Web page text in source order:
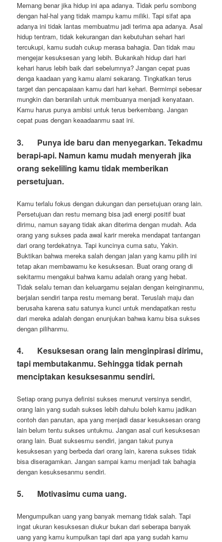
Memang benar jika hidup ini apa adanya. Tidak perlu sombong
dengan hal-hal yang tidak mampu kamu miliki. Tapi sifat apa
adanya ini tidak lantas membuatmu jadi terima apa adanya. Asal
hidup tentram, tidak kekurangan dan kebutuhan sehari hari
tercukupi, kamu sudah cukup merasa bahagia. Dan tidak mau
mengejar kesuksesan yang lebih. Bukankah hidup dari hari
kehari harus lebih baik dari sebelumnya? Jangan cepat puas
denga kaadaan yang kamu alami sekarang. Tingkatkan terus
target dan pencapaiaan kamu dari hari kehari. Bermimpi sebesar
mungkin dan beranilah untuk membuanya menjadi kenyataan.
Kamu harus punya ambisi untuk terus berkembang. Jangan
cepat puas dengan keaadaanmu saat ini.
3. Punya ide baru dan menyegarkan. Tekadmu
berapi-api. Namun kamu mudah menyerah jika
orang sekeliling kamu tidak memberikan
persetujuan.
Kamu terlalu fokus dengan dukungan dan persetujuan orang lain.
Persetujuan dan restu memang bisa jadi energi positif buat
dirimu, namun sayang tidak akan diterima dengan mudah. Ada
orang yang sukses pada awal karir mereka mendapat tantangan
dari orang terdekatnya. Tapi kuncinya cuma satu, Yakin.
Buktikan bahwa mereka salah dengan jalan yang kamu pilih ini
tetap akan membawamu ke kesuksesan. Buat orang orang di
sekitarmu mengakui bahwa kamu adalah orang yang hebat.
Tidak selalu teman dan keluargamu sejalan dengan keinginanmu,
berjalan sendiri tanpa restu memang berat. Teruslah maju dan
berusaha karena satu satunya kunci untuk mendapatkan restu
dari mereka adalah dengan enunjukan bahwa kamu bisa sukses
dengan pilihanmu.
4. Kesuksesan orang lain menginpirasi dirimu,
tapi membutakanmu. Sehingga tidak pernah
menciptakan kesuksesanmu sendiri.
Setiap orang punya definisi sukses menurut versinya sendiri,
orang lain yang sudah sukses lebih dahulu boleh kamu jadikan
contoh dan panutan, apa yang menjadi dasar kesuksesan orang
lain belum tentu sukses untukmu. Jangan asal curi kesuksesan
orang lain. Buat suksesmu sendiri, jangan takut punya
kesuksesan yang berbeda dari orang lain, karena sukses tidak
bisa diseragamkan. Jangan sampai kamu menjadi tak bahagia
dengan kesuksesanmu sendiri.
5. Motivasimu cuma uang.
Mengumpulkan uang yang banyak memang tidak salah. Tapi
ingat ukuran kesuksesan diukur bukan dari seberapa banyak
uang yang kamu kumpulkan tapi dari apa yang sudah kamu